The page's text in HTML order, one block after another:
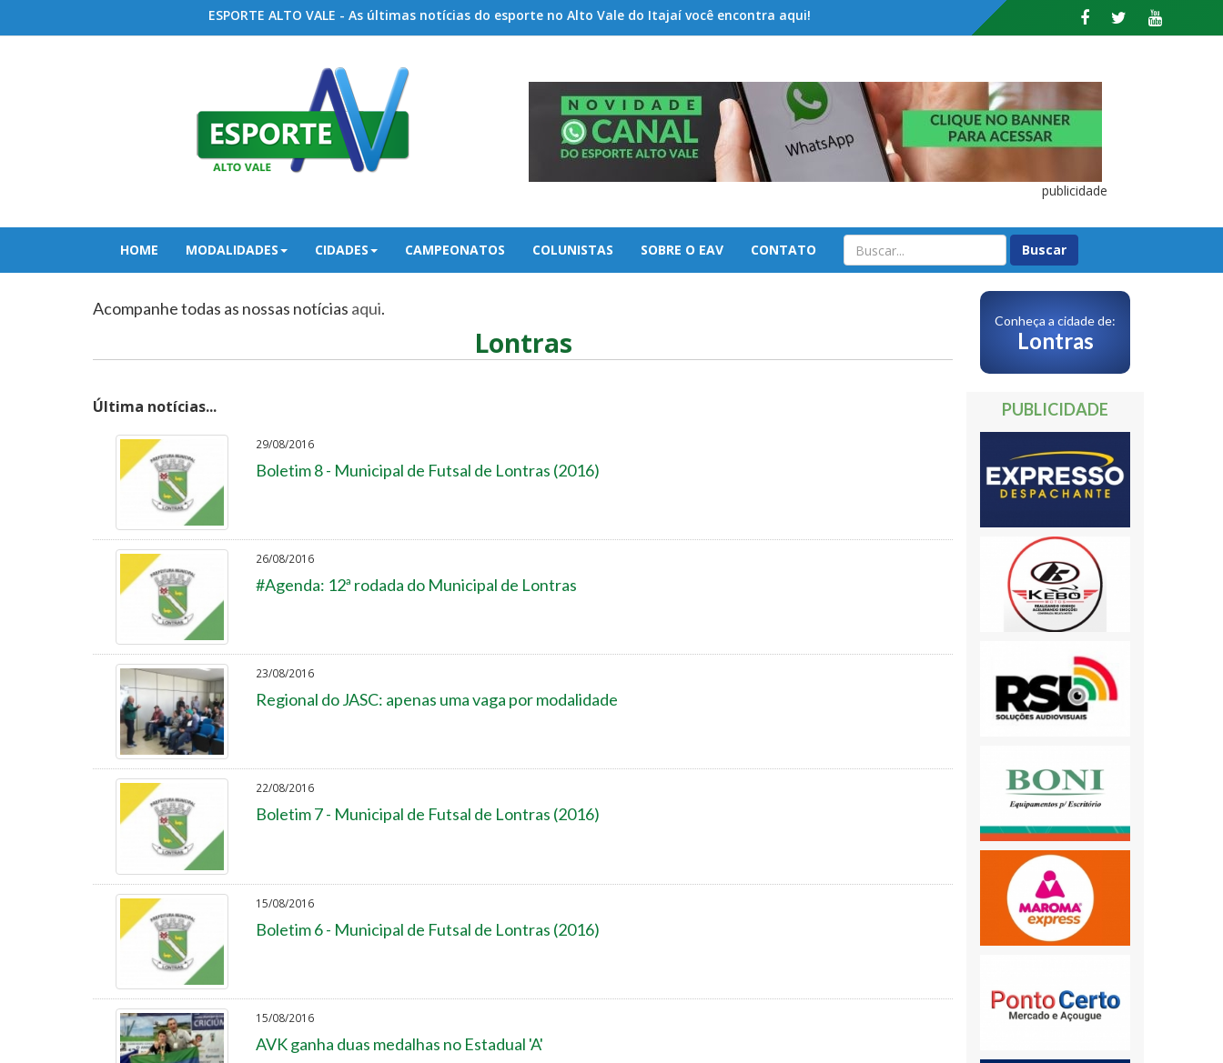
ESPORTE ALTO VALE - As últimas notícias do esporte no Alto Vale do Itajaí você encontra aqui!
publicidade
HOME MODALIDADES CIDADES CAMPEONATOS COLUNISTAS SOBRE O EAV CONTATO
Acompanhe todas as nossas notícias aqui.
Lontras
Última notícias...
29/08/2016
Boletim 8 - Municipal de Futsal de Lontras (2016)
26/08/2016
#Agenda: 12ª rodada do Municipal de Lontras
23/08/2016
Regional do JASC: apenas uma vaga por modalidade
22/08/2016
Boletim 7 - Municipal de Futsal de Lontras (2016)
15/08/2016
Boletim 6 - Municipal de Futsal de Lontras (2016)
15/08/2016
AVK ganha duas medalhas no Estadual 'A'
Conheça a cidade de:
Lontras
PUBLICIDADE